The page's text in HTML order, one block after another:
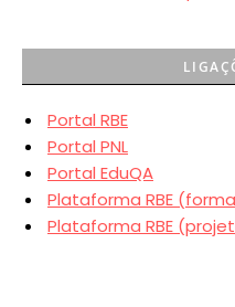
Portal RBE
Portal PNL
Portal EduQA
Plataforma RBE
Plataforma RBE